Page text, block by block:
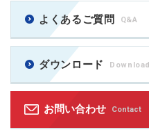
よくあるご質問 Q&A
ダウンロード Download
お問い合わせ Contact